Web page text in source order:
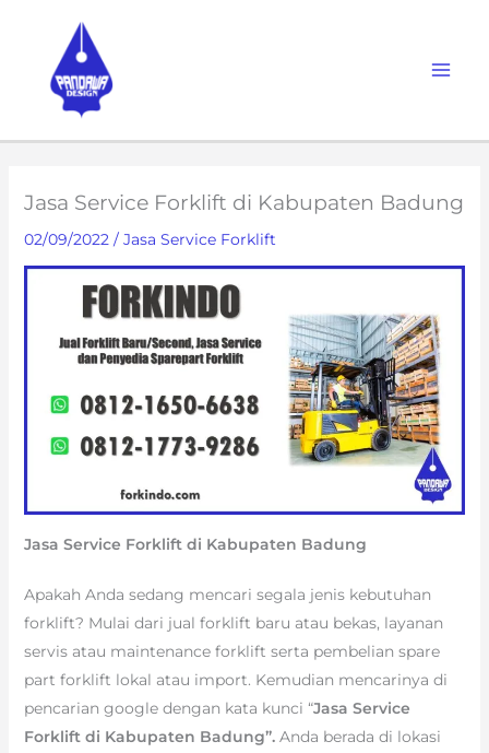
content
Jasa Service Forklift di Kabupaten Badung
02/09/2022 / Jasa Service Forklift
Jasa Service Forklift di Kabupaten Badung
Apakah Anda sedang mencari segala jenis kebutuhan
forklift? Mulai dari jual forklift baru atau bekas, layanan
servis atau maintenance forklift serta pembelian spare
part forklift lokal atau import. Kemudian mencarinya di
pencarian google dengan kata kunci “Jasa Service
Forklift di Kabupaten Badung”. Anda berada di lokasi